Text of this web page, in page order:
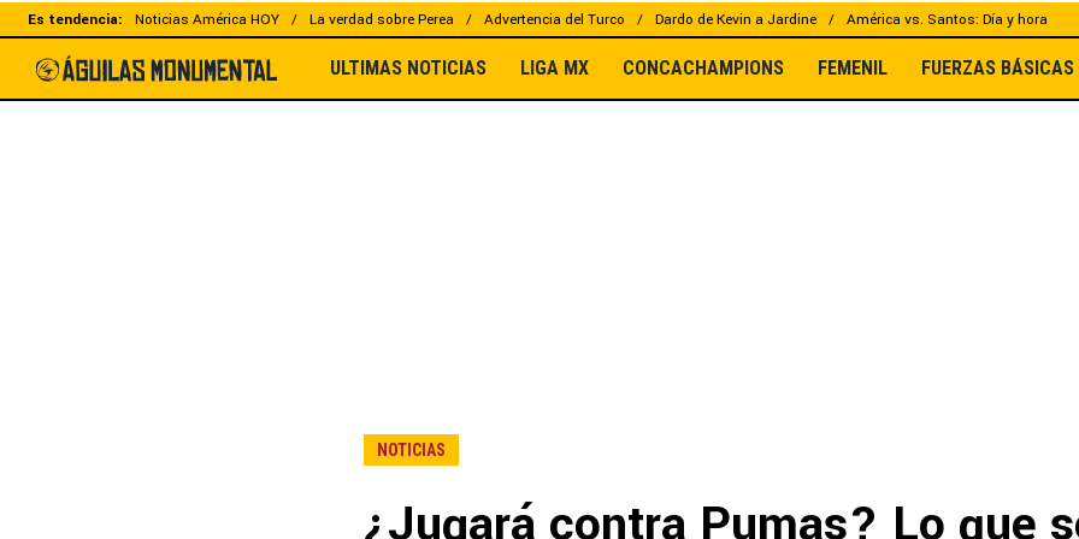
Es tendencia: Noticias América HOY La verdad sobre Perea Advertencia del Turco Dardo de Kevin a Jardine América vs. Santos: Día y hora
ULTIMAS NOTICIAS LIGA MX CONCACHAMPIONS FEMENIL FUERZAS BÁSICAS
NOTICIAS
¿Jugará contra Pumas? Lo que